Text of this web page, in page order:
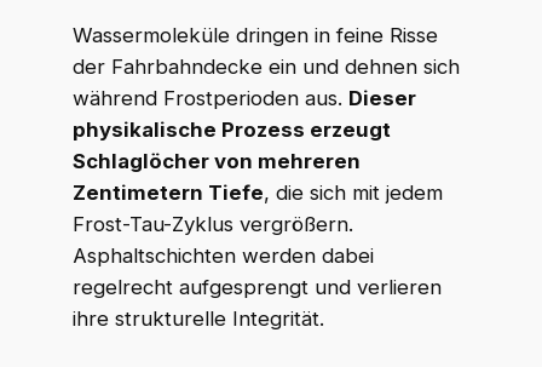
Wassermoleküle dringen in feine Risse
der Fahrbahndecke ein und dehnen sich
während Frostperioden aus. Dieser
physikalische Prozess erzeugt
Schlaglöcher von mehreren
Zentimetern Tiefe, die sich mit jedem
Frost-Tau-Zyklus vergrößern.
Asphaltschichten werden dabei
regelrecht aufgesprengt und verlieren
ihre strukturelle Integrität.